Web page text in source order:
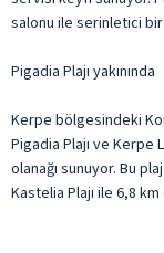
salonu ile serinletici
Pigadia Plajı yakınında
Kerpe bölgesindeki
Pigadia Plajı ve Kerpe
olanağı sunuyor. Bu
Kastelia Plajı ile 6,8